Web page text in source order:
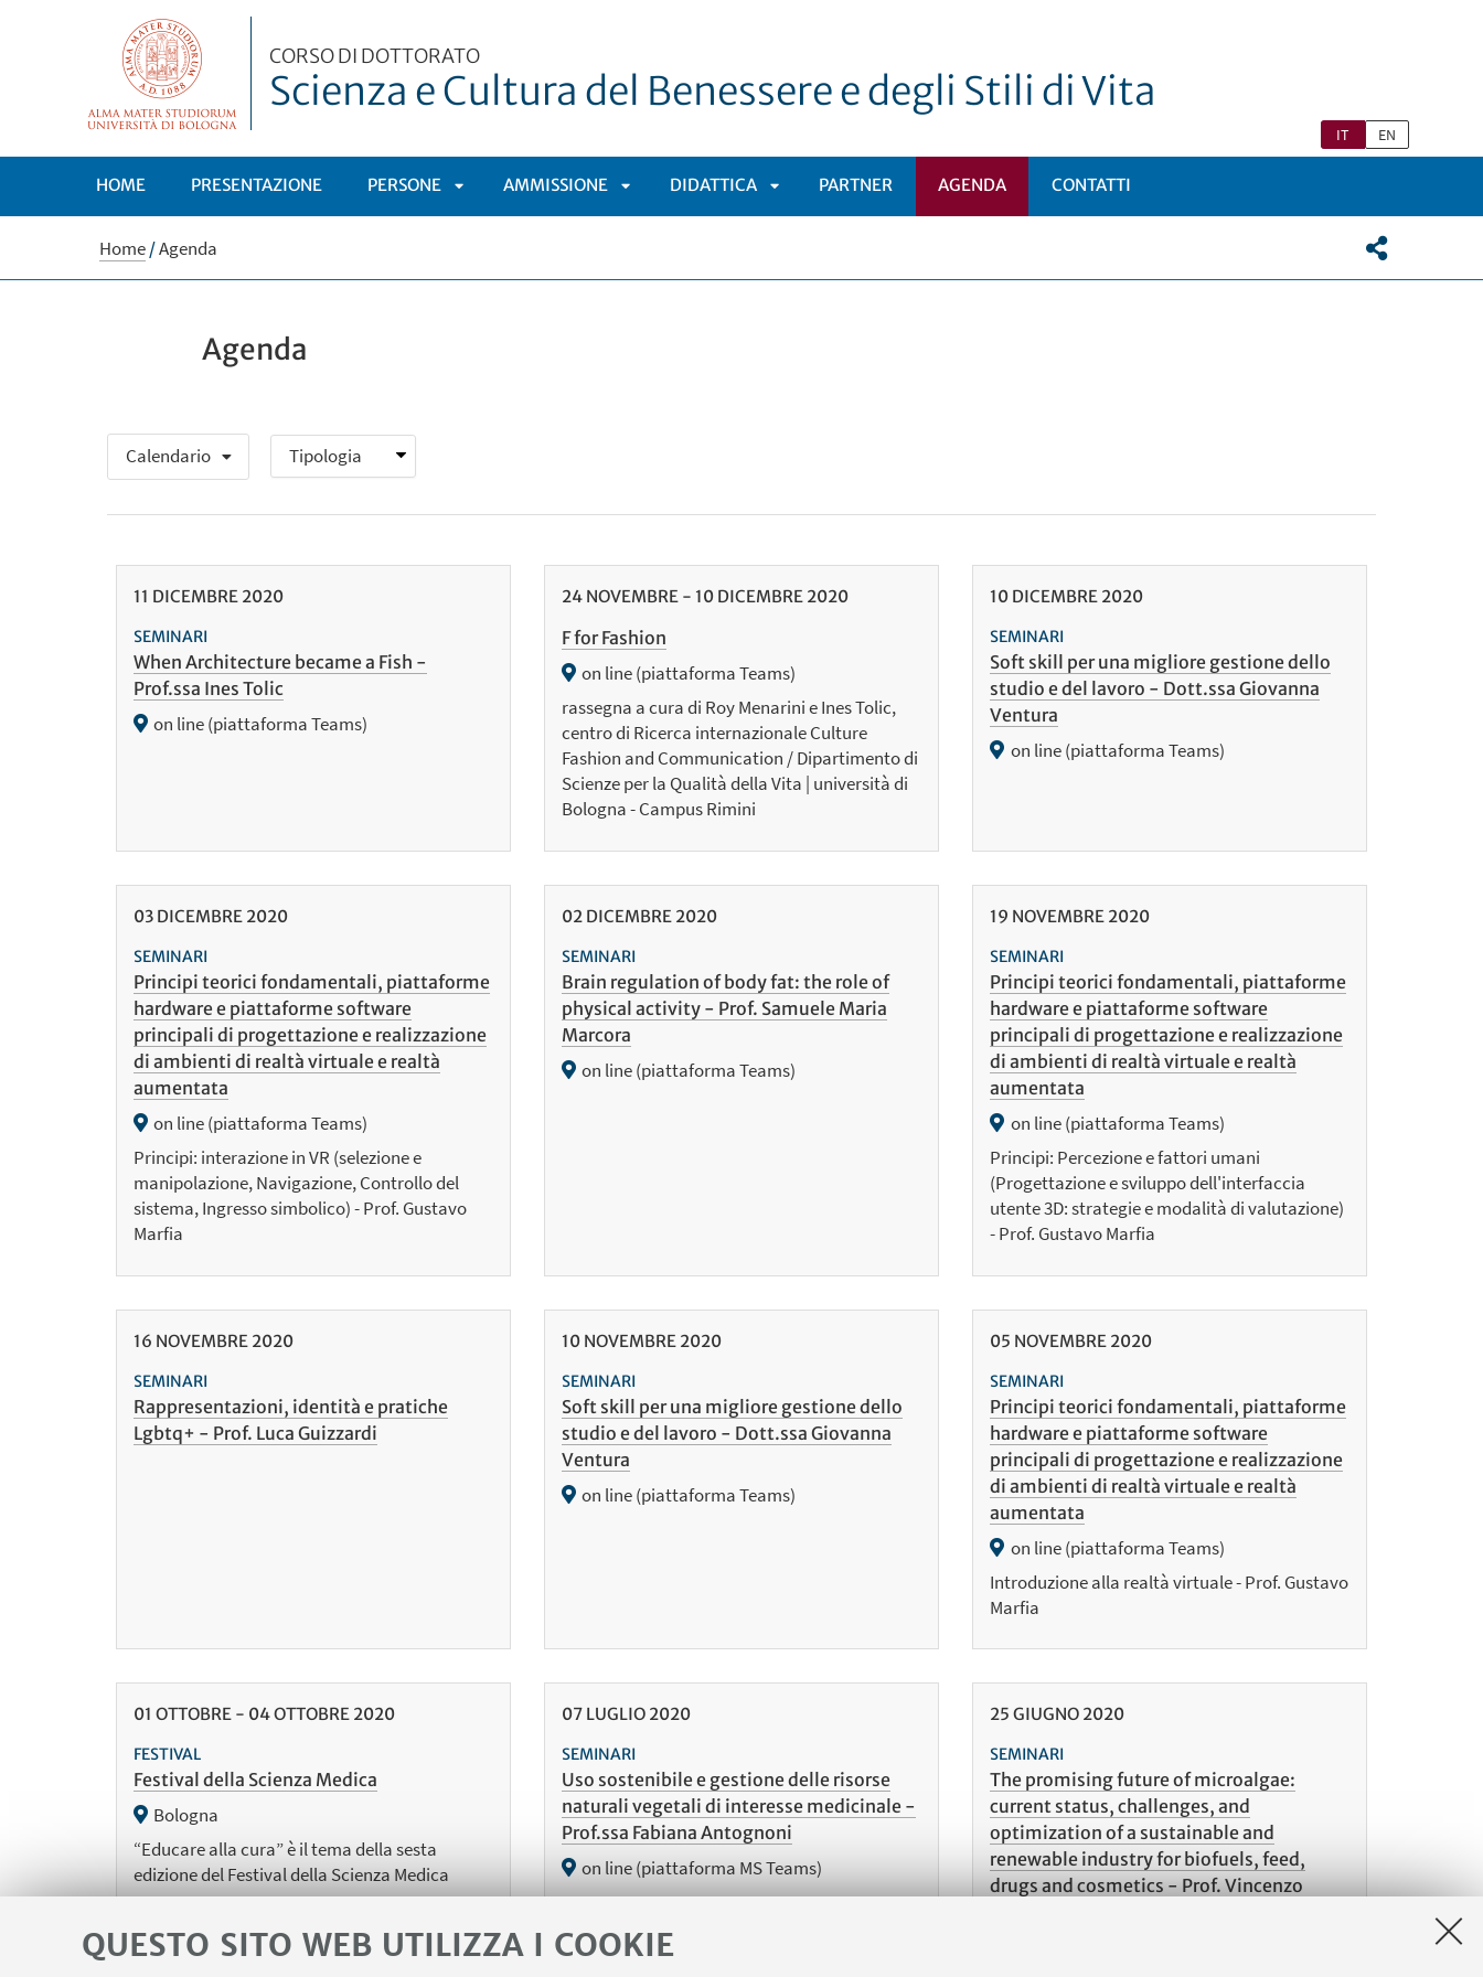
QUESTO SITO WEB UTILIZZA I COOKIE
CORSO DI DOTTORATO
Scienza e Cultura del Benessere e degli Stili di Vita
IT EN
HOME PRESENTAZIONE PERSONE AMMISSIONE DIDATTICA PARTNER AGENDA CONTATTI
Home/Agenda
Agenda
Calendario
11 DICEMBRE 2020
SEMINARI
When Architecture became a Fish -
Prof.ssa Ines Tolic
on line (piattaforma Teams)
24NOVEMBRE- 10DICEMBRE 2020
F for Fashion
on line (piattaforma Teams)
rassegna a cura di Roy Menarini e Ines Tolic,
centro di Ricerca internazionale Culture
Fashion and Communication / Dipartimento di
Scienze per la Qualità della Vita | università di
Bologna - Campus Rimini
10 DICEMBRE 2020
SEMINARI
Soft skill per una migliore gestione dello
studio e del lavoro - Dott.ssa Giovanna
Ventura
on line (piattaforma Teams)
03DICEMBRE 2020
SEMINARI
Principi teorici fondamentali, piattaforme
hardware e piattaforme software
principali di progettazione e realizzazione
di ambienti di realtà virtuale e realtà
aumentata
on line (piattaforma Teams)
Principi: interazione in VR (selezione e
manipolazione, Navigazione, Controllo del
sistema, Ingresso simbolico) - Prof. Gustavo
Marfia
02DICEMBRE 2020
SEMINARI
Brain regulation of body fat: the role of
physical activity - Prof. Samuele Maria
Marcora
on line (piattaforma Teams)
19 NOVEMBRE 2020
SEMINARI
Principi teorici fondamentali, piattaforme
hardware e piattaforme software
principali di progettazione e realizzazione
di ambienti di realtà virtuale e realtà
aumentata
on line (piattaforma Teams)
Principi: Percezione e fattori umani
(Progettazione e sviluppo dell'interfaccia
utente 3D: strategie e modalità di valutazione)
- Prof. Gustavo Marfia
16 NOVEMBRE 2020
SEMINARI
Rappresentazioni, identità e pratiche
Lgbtq+ - Prof. Luca Guizzardi
10NOVEMBRE 2020
SEMINARI
Soft skill per una migliore gestione dello
studio e del lavoro - Dott.ssa Giovanna
Ventura
on line (piattaforma Teams)
05 NOVEMBRE 2020
SEMINARI
Principi teorici fondamentali, piattaforme
hardware e piattaforme software
principali di progettazione e realizzazione
di ambienti di realtà virtuale e realtà
aumentata
on line (piattaforma Teams)
Introduzione alla realtà virtuale - Prof. Gustavo
Marfia
01 OTTOBRE- 04OTTOBRE 2020
FESTIVAL
Festival della Scienza Medica
Bologna
“Educare alla cura” è il tema della sesta
edizione del Festival della Scienza Medica
07LUGLIO 2020
SEMINARI
Uso sostenibile e gestione delle risorse
naturali vegetali di interesse medicinale -
Prof.ssa Fabiana Antognoni
on line (piattaforma MS Teams)
25 GIUGNO 2020
SEMINARI
The promising future of microalgae:
current status, challenges, and
optimization of a sustainable and
renewable industry for biofuels, feed,
drugs and cosmetics - Prof. Vincenzo